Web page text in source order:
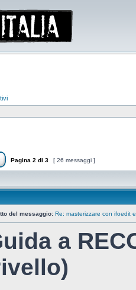
Rispondi all’argomento
Pagina 2 di 3 [ 26 messaggi ]
del messaggio: Re: masterizzare con ifoedit
a